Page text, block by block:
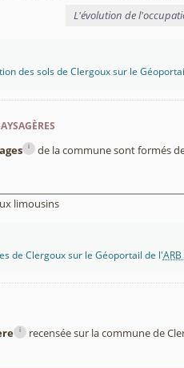
L'évolution de
des sols de Clergoux sur le
i de la commune sont formés
limousins
de Clergoux sur le Géoportail de l'
i recensée sur la commune de